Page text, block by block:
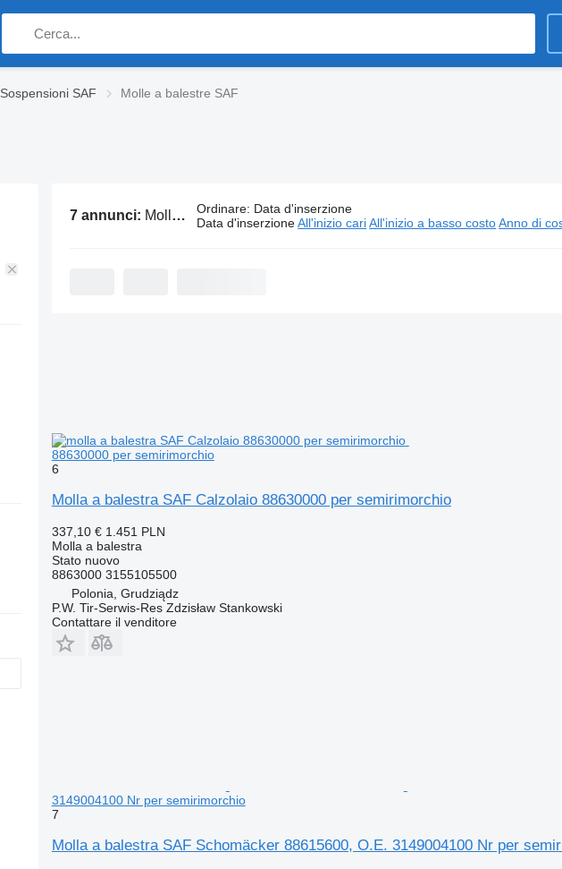
Sospensioni SAF Molle a balestre SAF
7 annunci: Molle a balestre SAF Ordinare: Data d'inserzione
Data d'inserzione All'inizio cari All'inizio a basso costo Anno di
88630000 per semirimorchio
6
Molla a balestra SAF Calzolaio 88630000 per semirimorchio
337,10 € 1.451 PLN
Molla a balestra
Statonuovo
8863000 3155105500
Polonia, Grudziądz
P.W. Tir-Serwis-Res Zdzisław Stankowski
Contattare il venditore
3149004100 Nr per semirimorchio
7
Molla a balestra SAF Schomäcker 88615600, O.E. 3149004100 Nr per